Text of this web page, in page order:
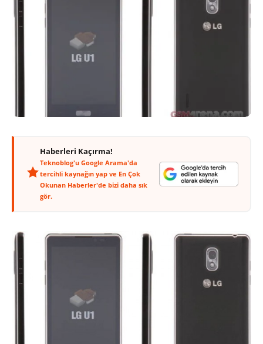
Haberleri Kaçırma!
Teknoblog'u Google Arama'da
tercihli kaynağın yap ve En Çok
Okunan Haberler'de bizi daha sık
gör.